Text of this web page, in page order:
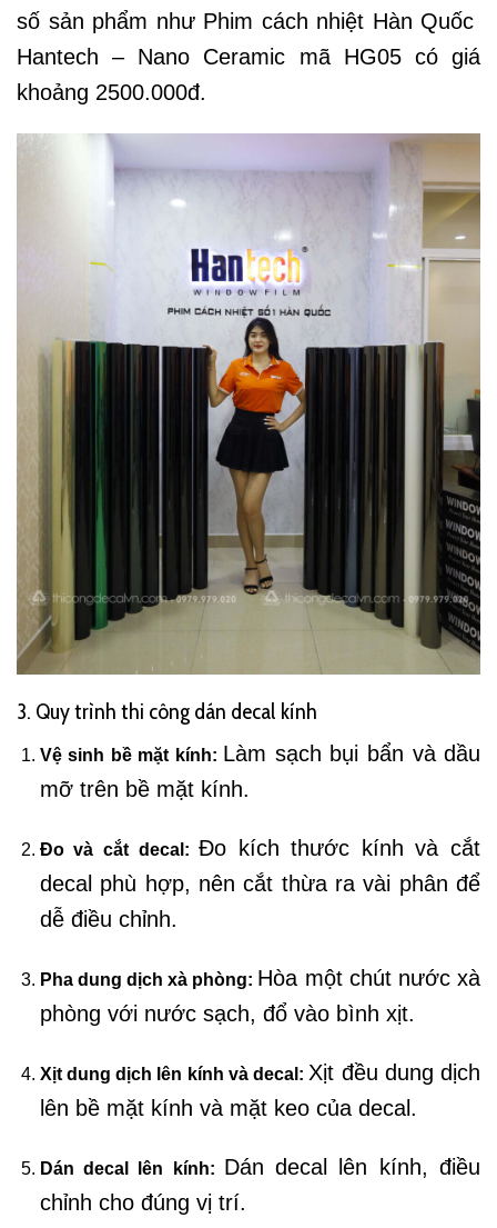
số sản phẩm như Phim cách nhiệt Hàn Quốc
Hantech – Nano Ceramic mã HG05 có giá
khoảng 2500.000đ.
3. Quy trình thi công dán decal kính
Vệ sinh bề mặt kính: Làm sạch bụi bẩn và dầu
mỡ trên bề mặt kính.
Đo và cắt decal: Đo kích thước kính và cắt
decal phù hợp, nên cắt thừa ra vài phân để
dễ điều chỉnh.
Pha dung dịch xà phòng: Hòa một chút nước xà
phòng với nước sạch, đổ vào bình xịt.
Xịt dung dịch lên kính và decal: Xịt đều dung dịch
lên bề mặt kính và mặt keo của decal.
Dán decal lên kính: Dán decal lên kính, điều
chỉnh cho đúng vị trí.